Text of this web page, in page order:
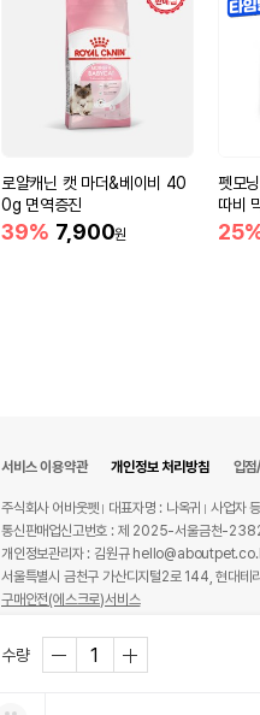
로얄캐닌 캣 마더&베이비 40
0g 면역증진
39% 7,900원
펫모
따비
수량
서비스 이용약관 개인정보 처리방침 입점
주식회사 어바웃펫 대표자명 : 나옥귀 사업자
통신판매업신고번호 : 제 2025-서울금천-
개인정보관리자 : 김원규
서울특별시 금천구 가산디지털2로 144, 현대
구매안전(에스크로)서비스